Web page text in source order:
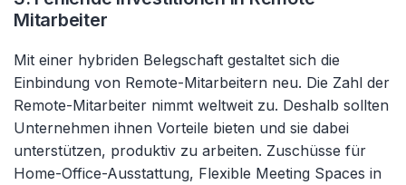
Mitarbeiter
Mit einer hybriden Belegschaft gestaltet sich die
Einbindung von Remote-Mitarbeitern neu. Die Zahl der
Remote-Mitarbeiter nimmt weltweit zu. Deshalb sollten
Unternehmen ihnen Vorteile bieten und sie dabei
unterstützen, produktiv zu arbeiten. Zuschüsse für
Home-Office-Ausstattung, Flexible Meeting Spaces in